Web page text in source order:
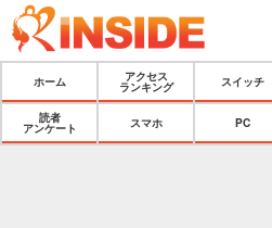
ホーム
アクセス
ランキング
スイッチ
読者
アンケート
スマホ PC